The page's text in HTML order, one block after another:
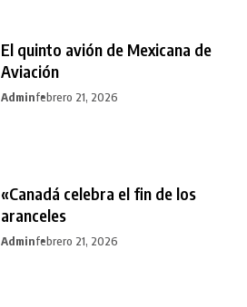
El quinto avión de Mexicana de
Aviación
Adminfebrero 21, 2026
«Canadá celebra el fin de los
aranceles
Adminfebrero 21, 2026